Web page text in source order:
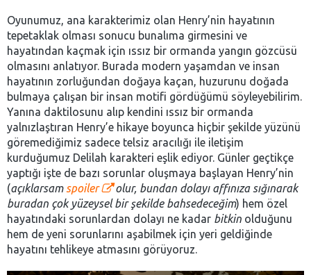
Oyunumuz, ana karakterimiz olan Henry’nin hayatının
tepetaklak olması sonucu bunalıma girmesini ve
hayatından kaçmak için ıssız bir ormanda yangın gözcüsü
olmasını anlatıyor. Burada modern yaşamdan ve insan
hayatının zorluğundan doğaya kaçan, huzurunu doğada
bulmaya çalışan bir insan motifi gördüğümü söyleyebilirim.
Yanına daktilosunu alıp kendini ıssız bir ormanda
yalnızlaştıran Henry’e hikaye boyunca hiçbir şekilde yüzünü
göremediğimiz sadece telsiz aracılığı ile iletişim
kurduğumuz Delilah karakteri eşlik ediyor. Günler geçtikçe
yaptığı işte de bazı sorunlar oluşmaya başlayan Henry’nin
(açıklarsam spoiler
olur, bundan dolayı affınıza sığınarak
buradan çok yüzeysel bir şekilde bahsedeceğim) hem özel
hayatındaki sorunlardan dolayı ne kadar bitkin olduğunu
hem de yeni sorunlarını aşabilmek için yeri geldiğinde
hayatını tehlikeye atmasını görüyoruz.